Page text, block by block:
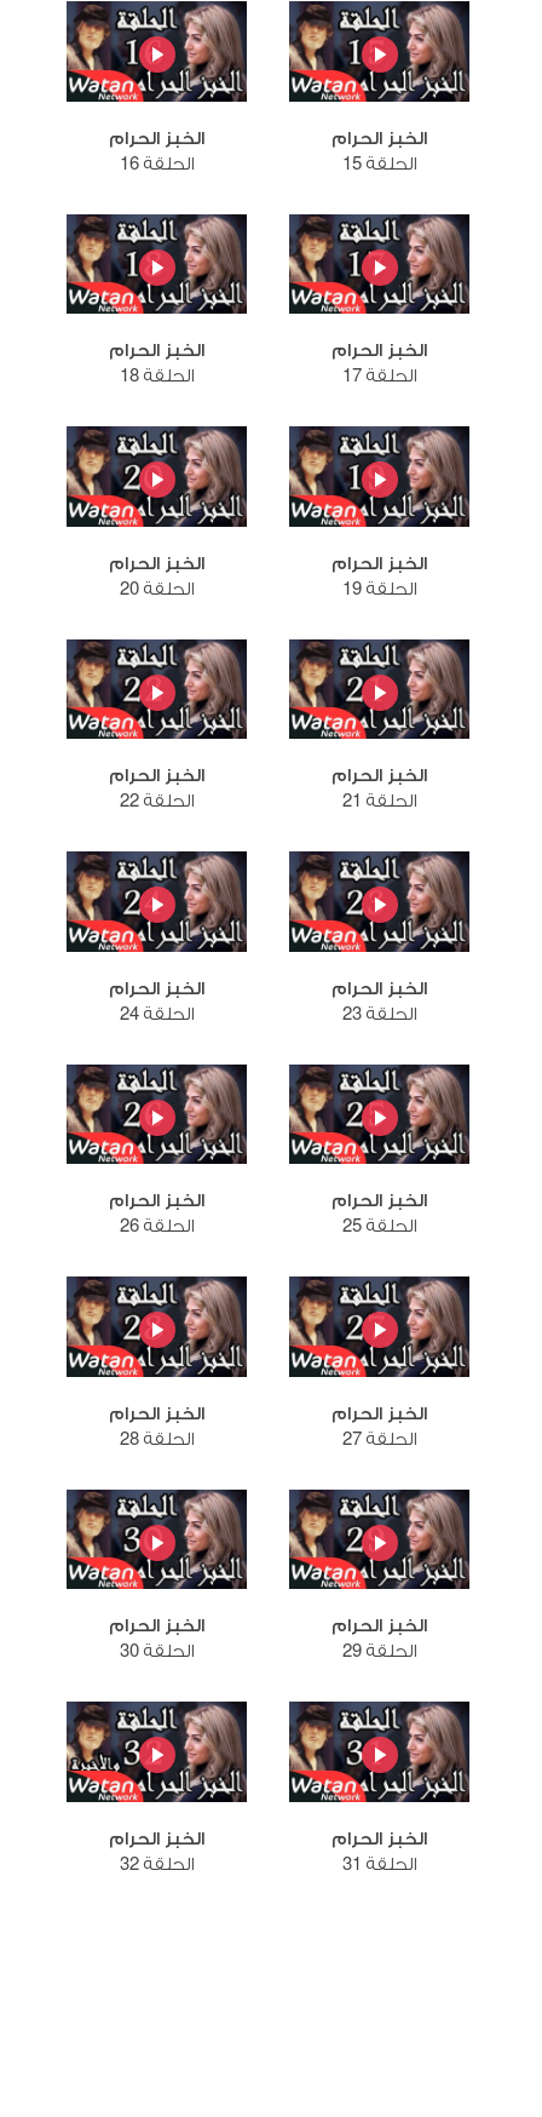
الخبز الحرام
الحلقة 15
الخبز الحرام
الحلقة 16
الخبز الحرام
الحلقة 17
الخبز الحرام
الحلقة 18
الخبز الحرام
الحلقة 19
الخبز الحرام
الحلقة 20
الخبز الحرام
الحلقة 21
الخبز الحرام
الحلقة 22
الخبز الحرام
الحلقة 23
الخبز الحرام
الحلقة 24
الخبز الحرام
الحلقة 25
الخبز الحرام
الحلقة 26
الخبز الحرام
الحلقة 27
الخبز الحرام
الحلقة 28
الخبز الحرام
الحلقة 29
الخبز الحرام
الحلقة 30
الخبز الحرام
الحلقة 31
الخبز الحرام
الحلقة 32